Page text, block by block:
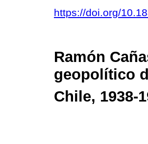
https://doi.org/
Ramón
geopolítico
Chile, 1938-